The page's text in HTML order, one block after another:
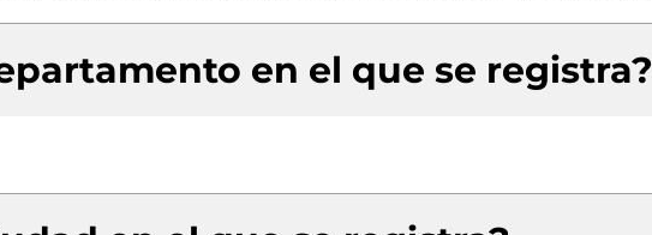
en el que se registra?